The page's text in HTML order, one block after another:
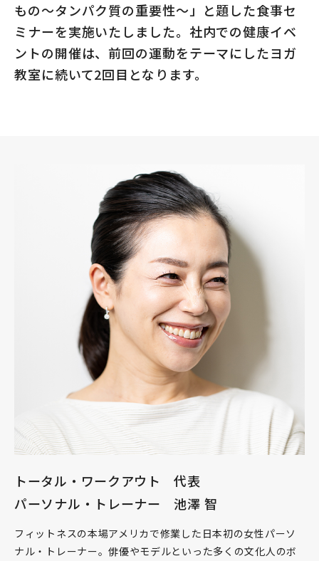
もの〜タンパク質の重要性〜」と題した食事セ
ミナーを実施いたしました。社内での健康イベ
ントの開催は、前回の運動をテーマにしたヨガ
教室に続いて2回目となります。
トータル・ワークアウト 代表
パーソナル・トレーナー 池澤 智
フィットネスの本場アメリカで修業した日本初の女性パーソ
ナル・トレーナー。俳優やモデルといった多くの文化人のボ